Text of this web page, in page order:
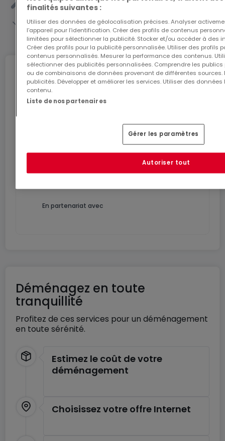
Voir toute la liste
Internet
Bénéficiez d’1 mois d’internet gratuit avec le code
ATHOME26 sur le réseau le plus rapide du
J’y vais
En partenariat avec
Déménagez en toute
tranquillité
Profitez de ces services pour un déménagement
en toute sérénité.
Estimez le coût de votre
déménagement
Choisissez votre offre Internet
finalités suivantes :
Utiliser des données de géolocalisation précises. Analyser
l’appareil pour l’identification. Créer des profils de contenus
limitées pour sélectionner la publicité. Stocker et/ou accéder à des
Créer des profils pour la publicité personnalisée. Utiliser des profils
contenus personnalisés. Mesurer la performance des contenus.
sélectionner des publicités personnalisées. Comprendre les
ou de combinaisons de données provenant de différentes sources.
publicités. Développer et améliorer les services. Utiliser des
contenu.
Liste de nos partenaires
Gérer les paramètres
Autoriser tout